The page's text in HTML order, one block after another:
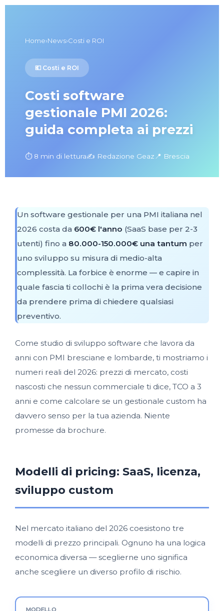
Home›News›Costi e ROI
💶 Costi e ROI
Costi software
gestionale PMI 2026:
guida completa ai prezzi
⏱️ 8 min di lettura✍️ Redazione Geaz 📍 Brescia
Un software gestionale per una PMI italiana nel
2026 costa da 600€ l'anno (SaaS base per 2-3
utenti) fino a 80.000-150.000€ una tantum per
uno sviluppo su misura di medio-alta
complessità. La forbice è enorme — e capire in
quale fascia ti collochi è la prima vera decisione
da prendere prima di chiedere qualsiasi
preventivo.
Come studio di sviluppo software che lavora da
anni con PMI bresciane e lombarde, ti mostriamo i
numeri reali del 2026: prezzi di mercato, costi
nascosti che nessun commerciale ti dice, TCO a 3
anni e come calcolare se un gestionale custom ha
davvero senso per la tua azienda. Niente
promesse da brochure.
Modelli di pricing: SaaS, licenza,
sviluppo custom
Nel mercato italiano del 2026 coesistono tre
modelli di prezzo principali. Ognuno ha una logica
economica diversa — sceglierne uno significa
anche scegliere un diverso profilo di rischio.